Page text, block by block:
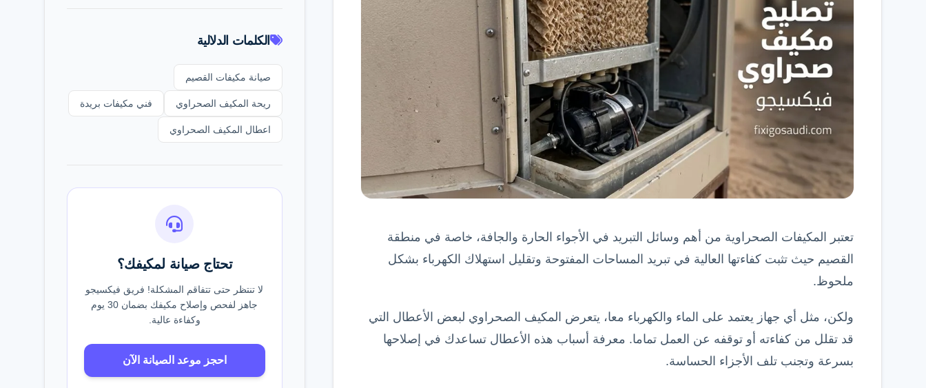
تعتبر المكيفات الصحراوية من أهم وسائل التبريد في الأجواء الحارة والجافة، خاصة في منطقة
القصيم حيث تثبت كفاءتها العالية في تبريد المساحات المفتوحة وتقليل استهلاك الكهرباء بشكل
ملحوظ.
ولكن، مثل أي جهاز يعتمد على الماء والكهرباء معا، يتعرض المكيف الصحراوي لبعض الأعطال التي
قد تقلل من كفاءته أو توقفه عن العمل تماما. معرفة أسباب هذه الأعطال تساعدك في إصلاحها
بسرعة وتجنب تلف الأجزاء الحساسة.
الكلمات الدلالية
صيانة مكيفات القصيم
ريحة المكيف الصحراوي فني مكيفات بريدة
اعطال المكيف الصحراوي
تحتاج صيانة لمكيفك؟
لا تنتظر حتى تتفاقم المشكلة! فريق فيكسيجو
جاهز لفحص وإصلاح مكيفك بضمان 30 يوم
وكفاءة عالية.
احجز موعد الصيانة الآن